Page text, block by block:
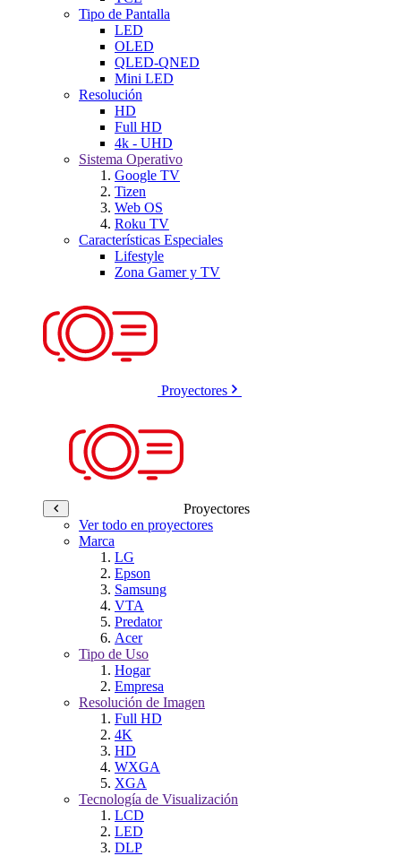
Tipo de Pantalla
LED
OLED
QLED-QNED
Mini LED
Resolución
HD
Full HD
4k - UHD
Sistema Operativo
Google TV
Tizen
Web OS
Roku TV
Características Especiales
Lifestyle
Zona Gamer y TV
Proyectores
Proyectores
Ver todo en proyectores
Marca
LG
Epson
Samsung
VTA
Predator
Acer
Tipo de Uso
Hogar
Empresa
Resolución de Imagen
Full HD
4K
HD
WXGA
XGA
Tecnología de Visualización
LCD
LED
DLP